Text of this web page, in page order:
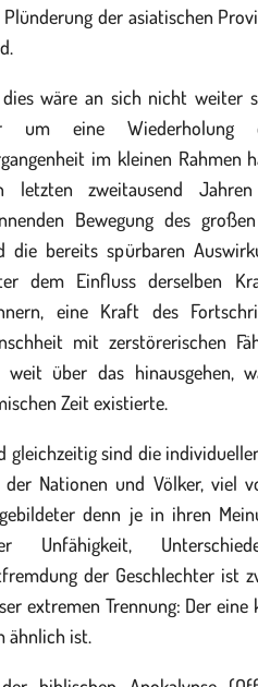
der asiatischen
wäre an sich nicht weiter
um eine Wiederholung
im kleinen Rahmen
letzten zweitausend
Bewegung des
die bereits spürbaren
dem Einfluss derselben
eine Kraft des
mit zerstörerischen
weit über das hinausgehen,
Zeit existierte.
gleichzeitig sind die
der Nationen und Völker, viel
denn je in ihren
Unfähigkeit,
der Geschlechter ist
extremen Trennung: Der
ähnlich ist.